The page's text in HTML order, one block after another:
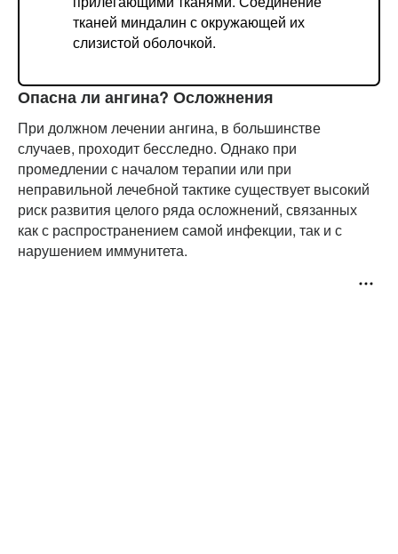
тканей миндалин с окружающей их
слизистой оболочкой.
Опасна ли ангина? Осложнения
При должном лечении ангина, в большинстве
случаев, проходит бесследно. Однако при
промедлении с началом терапии или при
неправильной лечебной тактике существует высокий
риск развития целого ряда осложнений, связанных
как с распространением самой инфекции, так и с
нарушением иммунитета.